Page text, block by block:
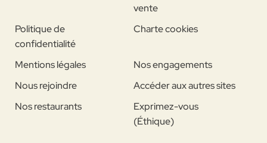
vente
Politique de
confidentialité
Charte cookies
Mentions légales
Nos engagements
Nous rejoindre
Accéder aux autres sites
Nos restaurants
Exprimez-vous
(Éthique)